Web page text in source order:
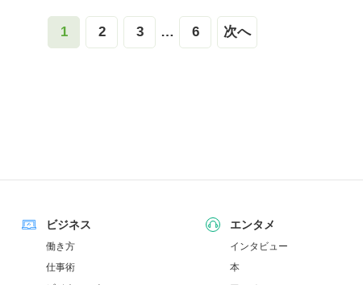
1 2 3 … 6 次へ
ビジネス
働き方
仕事術
エンタメ
インタビュー
本